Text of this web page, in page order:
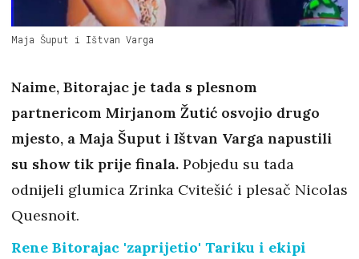
Maja Šuput i Ištvan Varga
Naime, Bitorajac je tada s plesnom
partnericom Mirjanom Žutić osvojio drugo
mjesto, a Maja Šuput i Ištvan Varga napustili
su show tik prije finala. Pobjedu su tada
odnijeli glumica Zrinka Cvitešić i plesač Nicolas
Quesnoit.
Rene Bitorajac 'zaprijetio' Tariku i ekipi